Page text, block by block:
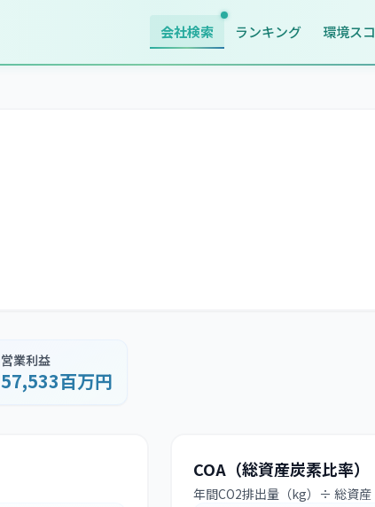
会社検索 ランキング 環境ス
営業利益
57,533百万円
COA（総資産炭素比率）
年間CO2排出量（kg）÷ 総資産